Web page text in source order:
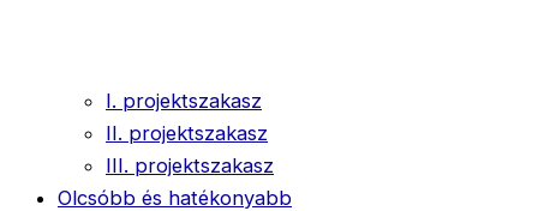
I. projektszakasz
II. projektszakasz
III. projektszakasz
Olcsóbb és hatékonyabb